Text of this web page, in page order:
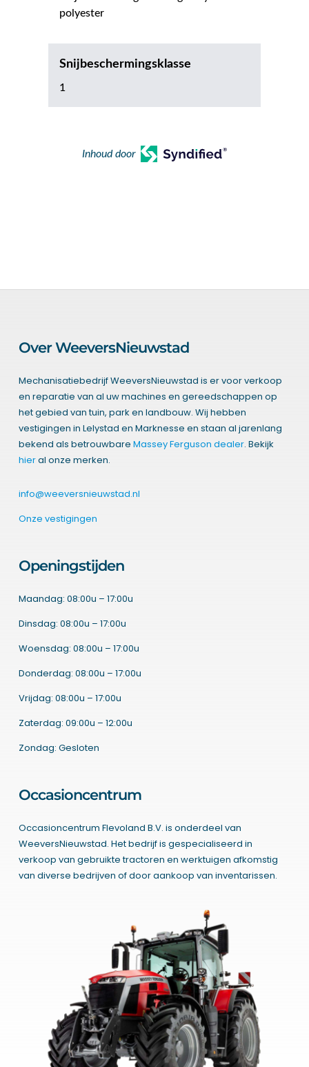
polyester
Snijbeschermingsklasse
1
Inhoud door
Over WeeversNieuwstad
Mechanisatiebedrijf WeeversNieuwstad is er voor verkoop
en reparatie van al uw machines en gereedschappen op
het gebied van tuin, park en landbouw. Wij hebben
vestigingen in Lelystad en Marknesse en staan al jarenlang
bekend als betrouwbare Massey Ferguson dealer. Bekijk
hieral onze merken.
info@weeversnieuwstad.nl
Onze vestigingen
Openingstijden
Maandag: 08:00u – 17:00u
Dinsdag: 08:00u – 17:00u
Woensdag: 08:00u – 17:00u
Donderdag: 08:00u – 17:00u
Vrijdag: 08:00u – 17:00u
Zaterdag: 09:00u – 12:00u
Zondag: Gesloten
Occasioncentrum
Occasioncentrum Flevoland B.V. is onderdeel van
WeeversNieuwstad. Het bedrijf is gespecialiseerd in
verkoop van gebruikte tractoren en werktuigen afkomstig
van diverse bedrijven of door aankoop van inventarissen.